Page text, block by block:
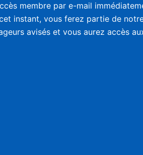
membre par e-mail
instant, vous ferez partie de
avisés et vous aurez accès